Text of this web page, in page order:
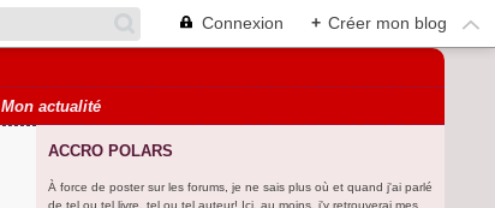
Connexion + Créer mon blog
Mon actualité
ACCRO POLARS
À force de poster sur les forums, je ne sais plus où et quand j'ai parlé
de tel ou tel livre, tel ou tel auteur! Ici, au moins, j'y retrouverai mes